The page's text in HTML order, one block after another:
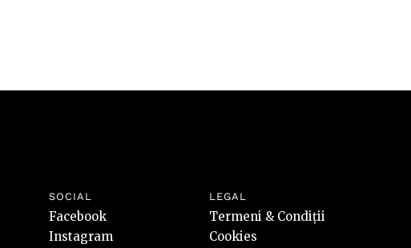
SOCIAL
Facebook
Instagram
LEGAL
Termeni & Condiții
Cookies